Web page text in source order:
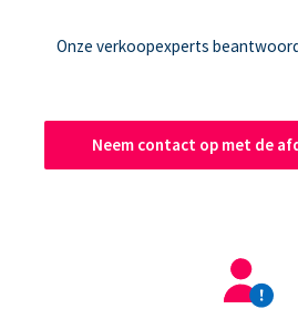
Onze verkoopexperts
Neem contact op met de